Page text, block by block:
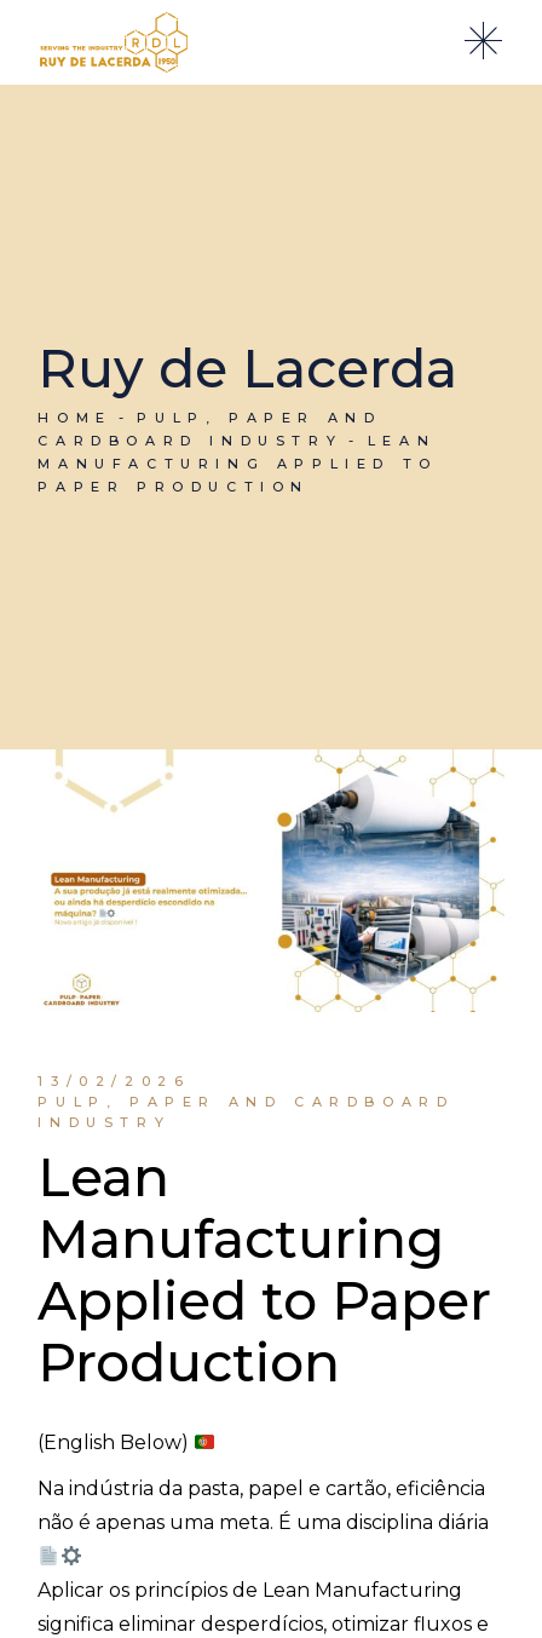
Ruy de Lacerda
HOME
PULP, PAPER AND
CARDBOARD INDUSTRY
LEAN
MANUFACTURING APPLIED TO
PAPER PRODUCTION
13/02/2026
PULP, PAPER AND CARDBOARD
INDUSTRY
Lean
Manufacturing
Applied to Paper
Production
(English Below)
Na indústria da pasta, papel e cartão, eficiência
não é apenas uma meta. É uma disciplina diária
Aplicar os princípios de Lean Manufacturing
significa eliminar desperdícios, otimizar fluxos e